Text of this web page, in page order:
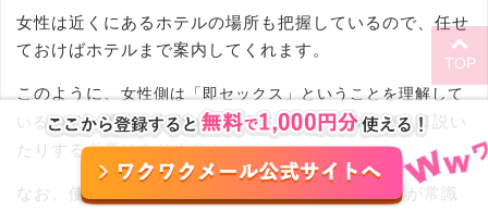
女性は近くにあるホテルの場所も把握しているので、任せ
ておけばホテルまで案内してくれます。
このように、女性側は「即セックス」ということを理解して
いるので、通常の出会いのようにお酒を飲みながら口説い
たりする必要はありません。
なお、使用する することが常識
TOP